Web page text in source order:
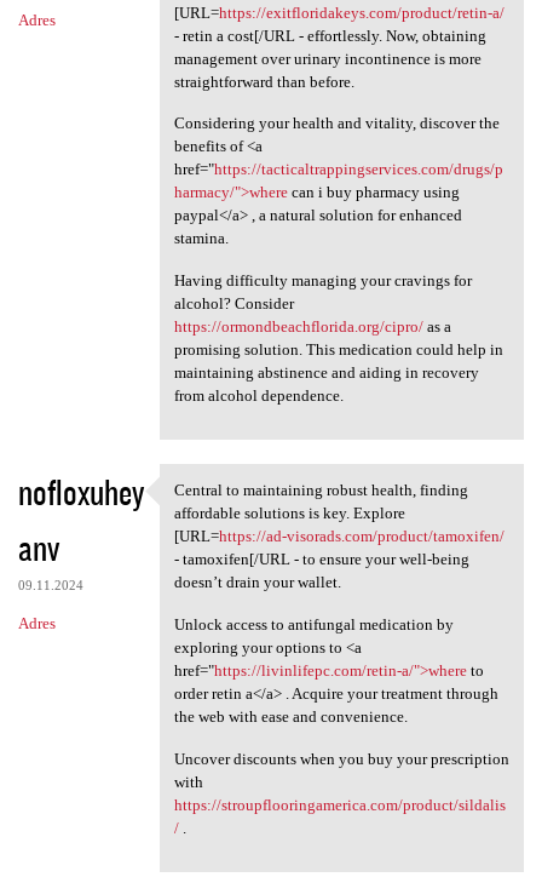
Adres
[URL=https://exitfloridakeys.com/product/retin-a/
- retin a cost[/URL - effortlessly. Now, obtaining
management over urinary incontinence is more
straightforward than before.
Considering your health and vitality, discover the
benefits of <a
href="https://tacticaltrappingservices.com/drugs/p
harmacy/">wherecan i buy pharmacy using
paypal</a> , a natural solution for enhanced
stamina.
Having difficulty managing your cravings for
alcohol? Consider
https://ormondbeachflorida.org/cipro/as a
promising solution. This medication could help in
maintaining abstinence and aiding in recovery
from alcohol dependence.
nofloxuhey
anv
09.11.2024
Adres
Central to maintaining robust
Central to maintaining robust health, finding
affordable solutions is key. Explore
[URL=https://ad-visorads.com/product/tamoxifen/
- tamoxifen[/URL - to ensure your well-being
doesn’t drain your wallet.
Unlock access to antifungal medication by
exploring your options to <a
href="https://livinlifepc.com/retin-a/">whereto
order retin a</a> . Acquire your treatment through
the web with ease and convenience.
Uncover discounts when you buy your prescription
with
https://stroupflooringamerica.com/product/sildalis
/.